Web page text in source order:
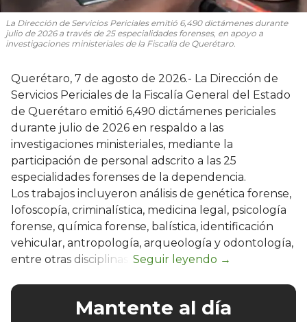
La Dirección de Servicios Periciales emitió 6,490 dictámenes durante
julio de 2026 a través de 25 especialidades forenses, en apoyo a
investigaciones ministeriales de la Fiscalía de Querétaro.
Querétaro, 7 de agosto de 2026.- La Dirección de
Servicios Periciales de la Fiscalía General del Estado
de Querétaro emitió 6,490 dictámenes periciales
durante julio de 2026 en respaldo a las
investigaciones ministeriales, mediante la
participación de personal adscrito a las 25
especialidades forenses de la dependencia.
Los trabajos incluyeron análisis de genética forense,
lofoscopía, criminalística, medicina legal, psicología
forense, química forense, balística, identificación
vehicular, antropología, arqueología y odontología,
entre otras disciplinas.
Mantente al día